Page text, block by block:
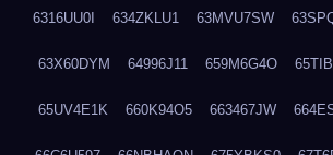
6316UU0I 634ZKLU1 63MVU7SW
63X60DYM 64996J11 659M6G4O
65UV4E1K 660K94O5 663467JW